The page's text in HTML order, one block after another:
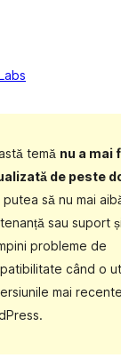
temă nu a mai
de peste
putea să nu mai
sau suport
probleme de
când o
mai